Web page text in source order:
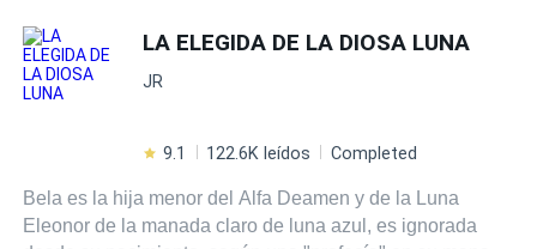
LA ELEGIDA DE LA DIOSA LUNA
JR
9.1 122.6K leídos Completed
Bela es la hija menor del Alfa Deamen y de la Luna
Eleonor de la manada claro de luna azul, es ignorada